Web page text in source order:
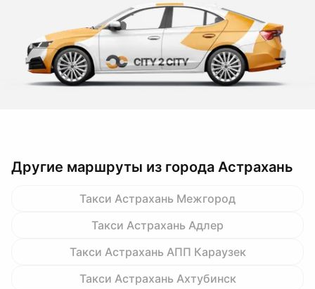
Другие маршруты из города Астрахань
Такси Астрахань Межгород
Такси Астрахань Адлер
Такси Астрахань АПП Караузек
Такси Астрахань Ахтубинск